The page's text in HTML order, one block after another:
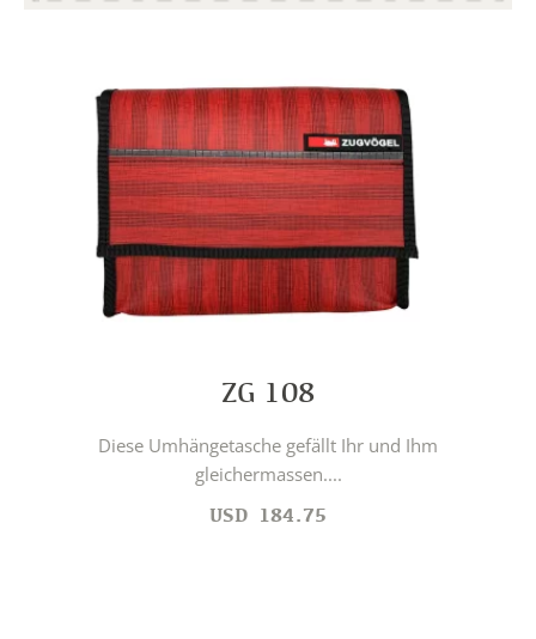
ZG 108
Diese Umhängetasche gefällt Ihr und Ihm
gleichermassen....
USD 184.75